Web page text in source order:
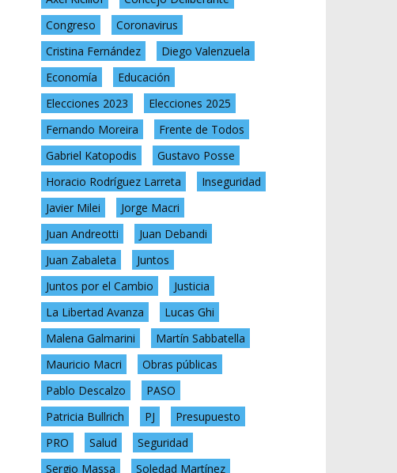
Congreso
Coronavirus
Cristina Fernández
Diego Valenzuela
Economía
Educación
Elecciones 2023
Elecciones 2025
Fernando Moreira
Frente de Todos
Gabriel Katopodis
Gustavo Posse
Horacio Rodríguez Larreta
Inseguridad
Javier Milei
Jorge Macri
Juan Andreotti
Juan Debandi
Juan Zabaleta
Juntos
Juntos por el Cambio
Justicia
La Libertad Avanza
Lucas Ghi
Malena Galmarini
Martín Sabbatella
Mauricio Macri
Obras públicas
Pablo Descalzo
PASO
Patricia Bullrich
PJ
Presupuesto
PRO
Salud
Seguridad
Sergio Massa
Soledad Martínez